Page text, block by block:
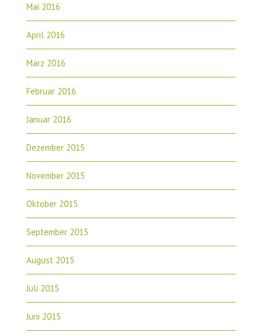
Mai 2016
April 2016
März 2016
Februar 2016
Januar 2016
Dezember 2015
November 2015
Oktober 2015
September 2015
August 2015
Juli 2015
Juni 2015